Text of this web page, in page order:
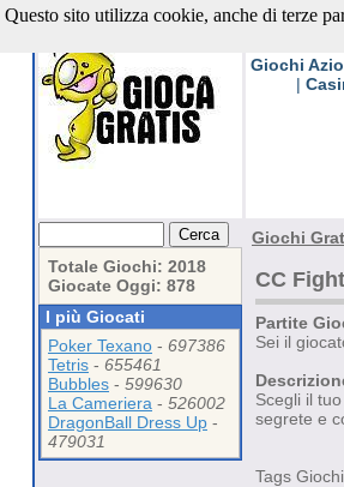
Giochi
Giochi
|
Totale Giochi: 2018
Giocate Oggi: 878
I più Giocati
Poker Texano - 697386
Tetris - 655461
Bubbles - 599630
La Cameriera - 526002
DragonBall Dress Up -
479031
Giochi
CC
Partite
Sei il
Scegli il
segrete e
Tags
Questo sito utilizza cookie, anche di terze